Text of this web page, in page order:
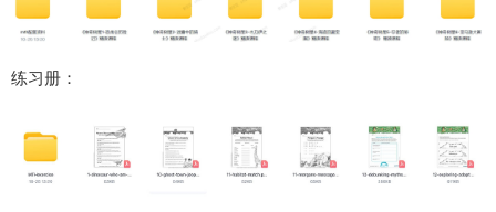
练习册：